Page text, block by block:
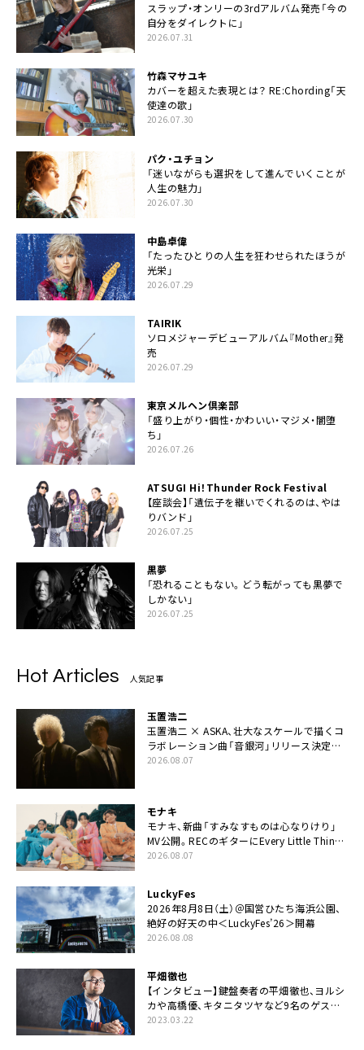
スラップ・オンリーの3rdアルバム発売「今の
自分をダイレクトに」
2026.07.31
竹森マサユキ
カバーを超えた表現とは？ RE:Chording「天
使達の歌」
2026.07.30
パク・ユチョン
「迷いながらも選択をして進んでいくことが
人生の魅力」
2026.07.30
中島卓偉
「たったひとりの人生を狂わせられたほうが
光栄」
2026.07.29
TAIRIK
ソロメジャーデビューアルバム『Mother』発
売
2026.07.29
東京メルヘン倶楽部
「盛り上がり・個性・かわいい・マジメ・闇堕
ち」
2026.07.26
ATSUGI Hi！Thunder Rock Festival
【座談会】「遺伝子を継いでくれるのは、やは
りバンド」
2026.07.25
黒夢
「恐れることもない。どう転がっても黒夢で
しかない」
2026.07.25
Hot Articles 人気記事
玉置浩二
玉置浩二 × ASKA、壮大なスケールで描くコ
ラボレーション曲「音銀河」リリース決定。
カップリングには新曲「命の宿り」収録も
2026.08.07
モナキ
モナキ、新曲「すみなすものは心なりけり」
MV公開。RECのギターにEvery Little Thing・
伊藤一朗参加も
2026.08.07
LuckyFes
2026年8月8日（土）＠国営ひたち海浜公園、
絶好の好天の中＜LuckyFes’26＞開幕
2026.08.08
平畑徹也
【インタビュー】鍵盤奏者の平畑徹也、ヨルシ
カや高橋優、キタニタツヤなど9名のゲスト
を迎えた初アルバムに音楽人生の総括「自分
2023.03.22